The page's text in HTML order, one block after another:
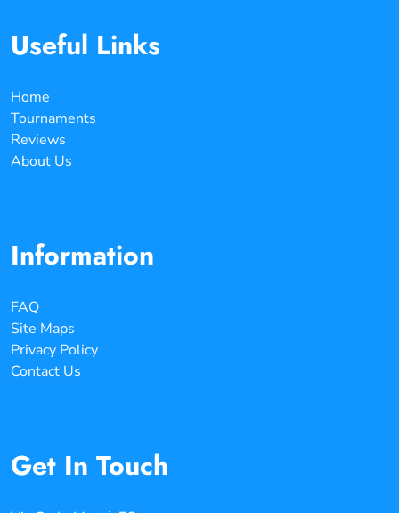
Useful Links
Home
Tournaments
Reviews
About Us
Information
FAQ
Site Maps
Privacy Policy
Contact Us
Get In Touch